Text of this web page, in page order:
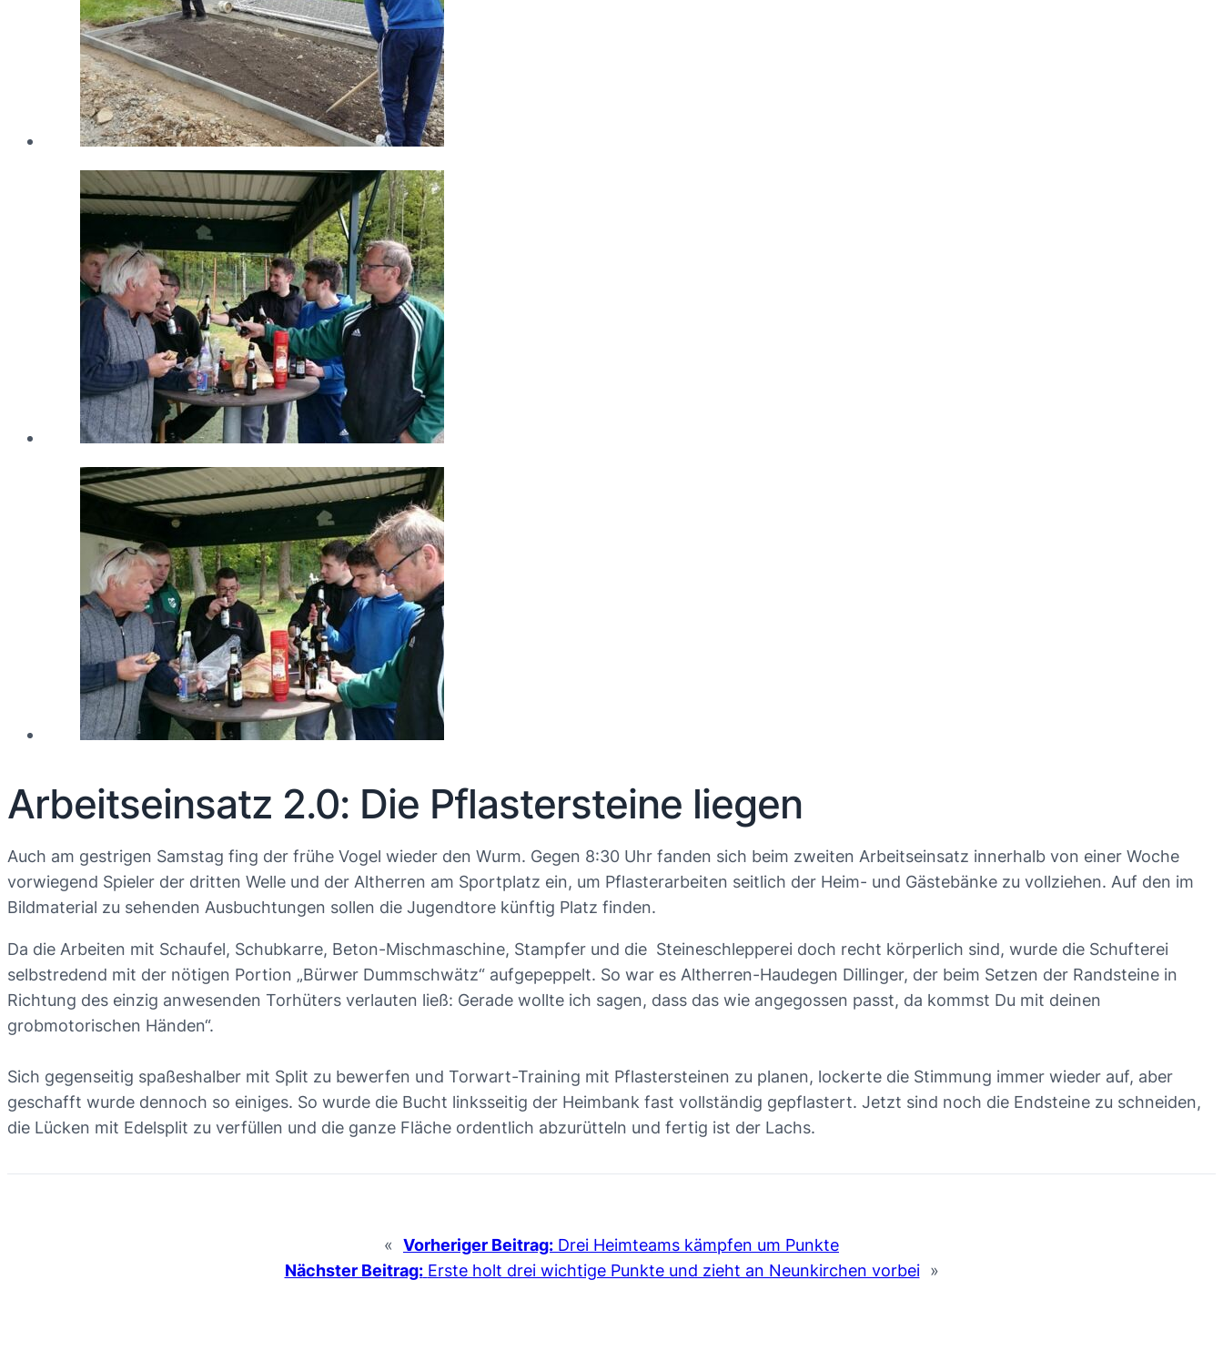
Arbeitseinsatz 2.0: Die Pflastersteine liegen
Auch am gestrigen Samstag fing der frühe Vogel wieder den Wurm. Gegen 8:30 Uhr fanden sich beim zweiten Arbeitseinsatz innerhalb von einer Woche
vorwiegend Spieler der dritten Welle und der Altherren am Sportplatz ein, um Pflasterarbeiten seitlich der Heim- und Gästebänke zu vollziehen. Auf den im
Bildmaterial zu sehenden Ausbuchtungen sollen die Jugendtore künftig Platz finden.
Da die Arbeiten mit Schaufel, Schubkarre, Beton-Mischmaschine, Stampfer und die Steineschlepperei doch recht körperlich sind, wurde die Schufterei
selbstredend mit der nötigen Portion „Bürwer Dummschwätz“ aufgepeppelt. So war es Altherren-Haudegen Dillinger, der beim Setzen der Randsteine in
Richtung des einzig anwesenden Torhüters verlauten ließ: Gerade wollte ich sagen, dass das wie angegossen passt, da kommst Du mit deinen
grobmotorischen Händen“.
Sich gegenseitig spaßeshalber mit Split zu bewerfen und Torwart-Training mit Pflastersteinen zu planen, lockerte die Stimmung immer wieder auf, aber
geschafft wurde dennoch so einiges. So wurde die Bucht linksseitig der Heimbank fast vollständig gepflastert. Jetzt sind noch die Endsteine zu schneiden,
die Lücken mit Edelsplit zu verfüllen und die ganze Fläche ordentlich abzurütteln und fertig ist der Lachs.
« Vorheriger Beitrag: Drei Heimteams kämpfen um Punkte
Nächster Beitrag: Erste holt drei wichtige Punkte und zieht an Neunkirchen vorbei »